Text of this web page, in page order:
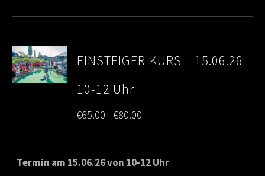
EINSTEIGER-KURS – 15.06.26
10-12 Uhr
€65.00–€80.00
range:
€65.00
Termin am 15.06.26 von 10-12 Uhr